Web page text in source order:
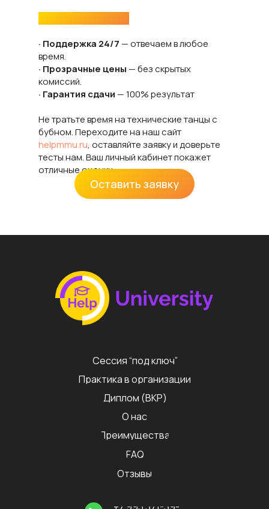
· Поддержка 24/7 — отвечаем в любое
время.
· Прозрачные цены — без скрытых
комиссий.
· Гарантия сдачи — 100% результат
Не тратьте время на технические танцы с
бубном. Переходите на наш сайт
helpmmu.ru, оставляйте заявку и доверьте
тесты нам. Ваш личный кабинет покажет
отличные оценки.
Оставить заявку
Сессия “под ключ”
Практика в организации
Диплом (ВКР)
О нас
Преимущества
FAQ
Отзывы